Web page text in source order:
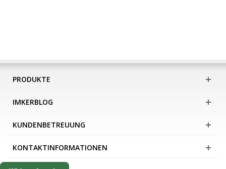
PRODUKTE
IMKERBLOG
KUNDENBETREUUNG
KONTAKTINFORMATIONEN